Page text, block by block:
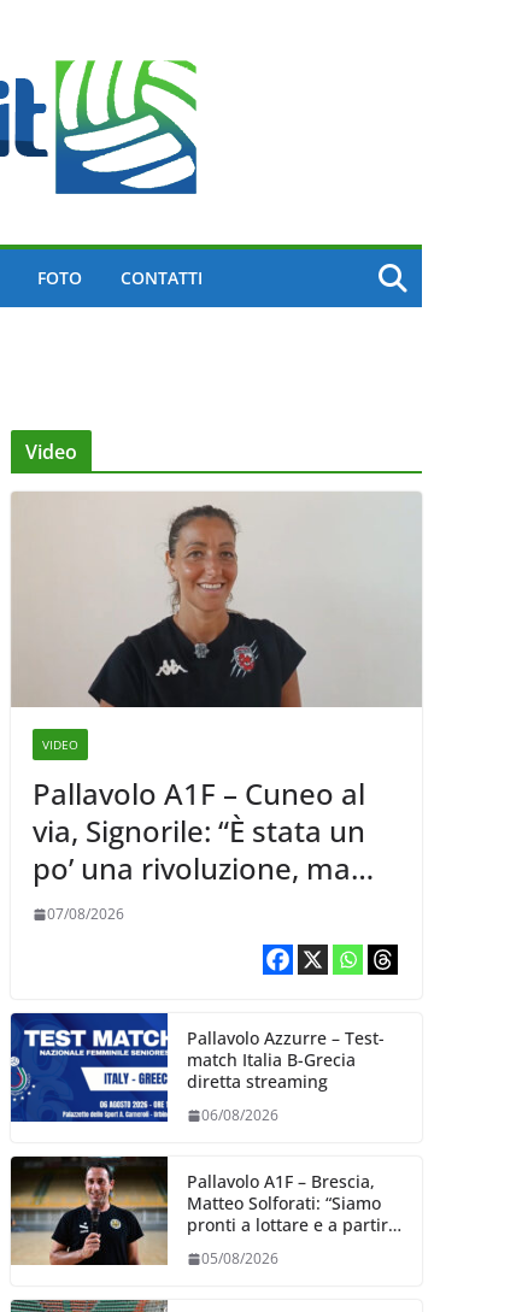
FOTO CONTATTI
Video
VIDEO
Pallavolo A1F – Cuneo al
via, Signorile: “È stata un
po’ una rivoluzione, ma
abbiamo le idee chiare siu
cosa vogliamo fare”
07/08/2026
Pallavolo Azzurre – Test-
match Italia B-Grecia
diretta streaming
06/08/2026
Pallavolo A1F – Brescia,
Matteo Solforati: “Siamo
pronti a lottare e a partire
giorno”
05/08/2026